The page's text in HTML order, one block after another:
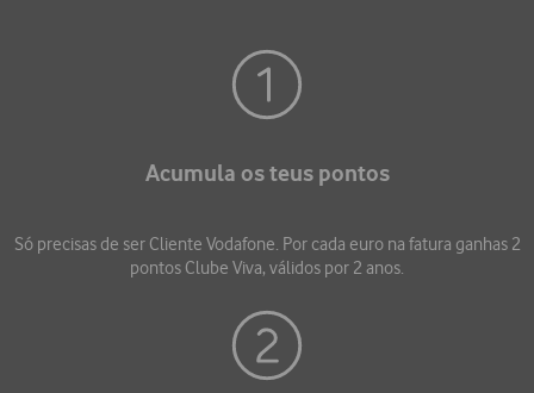
Acumula os teus pontos
Só precisas de ser Cliente Vodafone. Por cada euro na fatura ganhas 2
pontos Clube Viva, válidos por 2 anos.